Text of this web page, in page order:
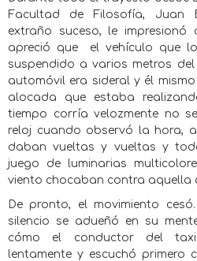
Facultad de Filosofía, Juan
extraño suceso, le
apreció que
el vehículo que
suspendido a varios metros
automóvil era sideral y él
alocada que estaba
tiempo corría velozmente no
reloj cuando observó la hora,
daban vueltas y vueltas y
juego de luminarias
viento chocaban contra aquella
De pronto, el movimiento
silencio se adueñó en su
cómo el conductor del
lentamente y escuchó primero